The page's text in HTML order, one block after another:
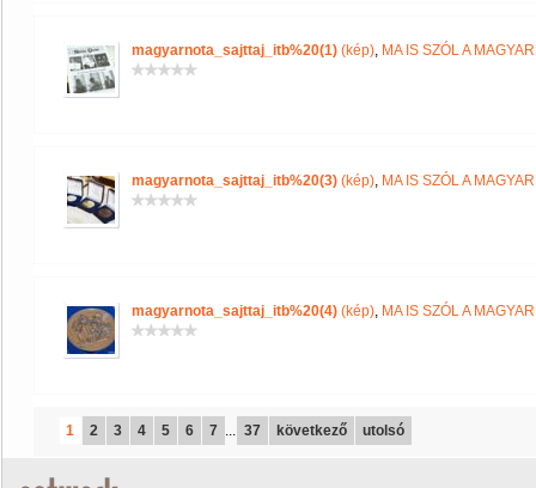
magyarnota_sajttaj_itb%20(1) (kép), MA IS SZÓL A
magyarnota_sajttaj_itb%20(3) (kép), MA IS SZÓL A
magyarnota_sajttaj_itb%20(4) (kép), MA IS SZÓL A
1 2 3 4 5 6 7 ... 37 következő utolsó